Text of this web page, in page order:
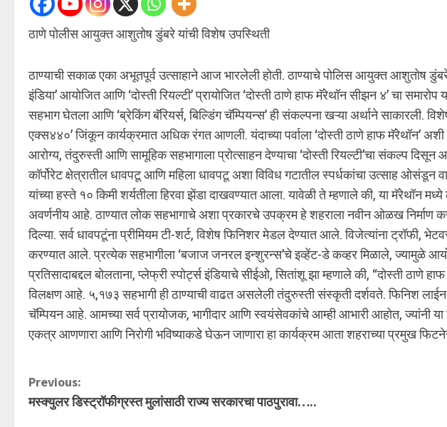
ठाणे पोलीस आयुक्त आशुतोष डुंबरे यांची विशेष उपस्थिती
ठाण्याची सकाळ एका अभूतपूर्व उत्साहाने आज भारलेली होती. ठाण्याचे पोलिस आयुक्त आशुतोष डुंबरे
इंडिया’ आयोजित आणि ‘दोस्ती रियल्टी’ प्रायोजित ‘दोस्ती ठाणे हाफ मॅरेथॉन सीझन ४’ चा समारोप
सहभाग घेतला आणि ‘ब्रेकिंग बॅरियर्स, बिल्डिंग चॅम्पियन्स’ ही संकल्पना खऱ्या अर्थाने साकारली.
एक्स४४०’ जिंकून कार्यक्रमात अधिक रंगत आणली. यंदाच्या पर्वाला ‘दोस्ती ठाणे हाफ मॅरेथॉन’
आरोग्य, तंदुरुस्ती आणि सामूहिक सहभागाला प्रोत्साहन देण्याचा ‘दोस्ती रियल्टी’चा संकल्प
कॉर्पोरेट क्षेत्रातील धावपटू आणि महिला धावपटू अशा विविध गटातील स्पर्धकांचा उत्साह
यांच्या हस्ते १० किमी शर्यतीला हिरवा झेंडा दाखवण्यात आला. यावेळी ते म्हणाले की, या मॅरेथॉन
अवर्णनीय आहे. ठाण्यात लोक सहभागाचे अशा प्रकारचे उपक्रम हे शहराला नवीन ओळख निर्माण
दिल्या. सर्व धावपटूंना प्रीमियम टी-शर्ट, विशेष फिनिशर मेडल देण्यात आले. विजेत्यांना ट्रॉफी,
करण्यात आले. प्रत्येक सहभागीला ‘बजाज जनरल इन्शुरन्स’चे इव्हेंट-डे कव्हर मिळाले, ज्यामुळे
प्रतिसादाबद्दल बोलताना, प्लेफ्री स्पोर्ट्स इंडियाचे सीईओ, सितांशू झा म्हणाले की, “दोस्ती ठाणे
विलक्षण आहे. ५,१७३ सहभागी ही ठाण्याची वाढत असलेली तंदुरुस्ती संस्कृती दर्शवते. फिनिश
चॅम्पियन आहे. आमच्या सर्व प्रायोजक, भागीदार आणि स्वयंसेवकांचे आम्ही आभारी आहोत, ज्यांनी
एकत्र आणणारा आणि निरोगी भविष्याकडे घेऊन जाणारा हा कार्यक्रम आता शहराच्या प्रमुख
C
Previous:
मस्क्युलर डिस्ट्रॉफीग्रस्त मुलांसाठी राज्य सरकारचा पाठपुरावा…..